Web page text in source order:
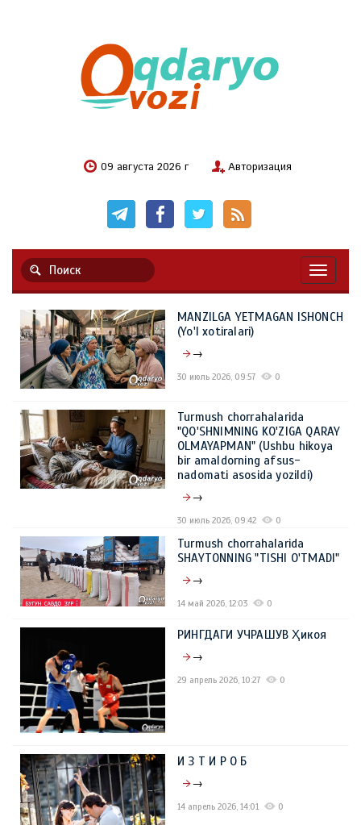
09 августа 2026 г Авторизация
MANZILGA YETMAGAN ISHONCH
(Yo'l xotiralari)
→
30 июль 2026, 09:57 0
Turmush chorrahalarida
"QO'SHNIMNING KO'ZIGA QARAY
OLMAYAPMAN" (Ushbu hikoya
bir amaldorning afsus-
nadomati asosida yozildi)
→
30 июль 2026, 09:42 0
Turmush chorrahalarida
SHAYTONNING "TISHI O'TMADI"
→
14 май 2026, 12:03 0
РИНГДАГИ УЧРАШУВ Ҳикоя
→
29 апрель 2026, 10:27 0
И З Т И Р О Б
→
14 апрель 2026, 14:01 0